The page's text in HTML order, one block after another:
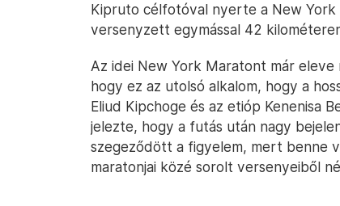
Kipruto célfotóval nyerte a New
versenyzett egymással 42
Az idei New York Maratont már
hogy ez az utolsó alkalom, hogy a
Eliud Kipchoge és az etióp Kenenisa
jelezte, hogy a futás után nagy
szegeződött a figyelem, mert benne
maratonjai közé sorolt versenyeiből